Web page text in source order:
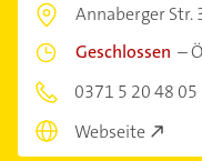
Annaberger Str.
Geschlossen –
0371 5 20 48 05
Webseite